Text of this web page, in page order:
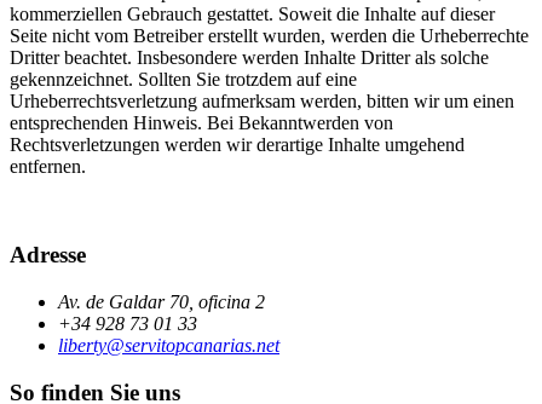
kommerziellen Gebrauch gestattet. Soweit die Inhalte auf dieser
Seite nicht vom Betreiber erstellt wurden, werden die Urheberrechte
Dritter beachtet. Insbesondere werden Inhalte Dritter als solche
gekennzeichnet. Sollten Sie trotzdem auf eine
Urheberrechtsverletzung aufmerksam werden, bitten wir um einen
entsprechenden Hinweis. Bei Bekanntwerden von
Rechtsverletzungen werden wir derartige Inhalte umgehend
entfernen.
Adresse
Av. de Galdar 70, oficina 2
+34 928 73 01 33
liberty@servitopcanarias.net
So finden Sie uns